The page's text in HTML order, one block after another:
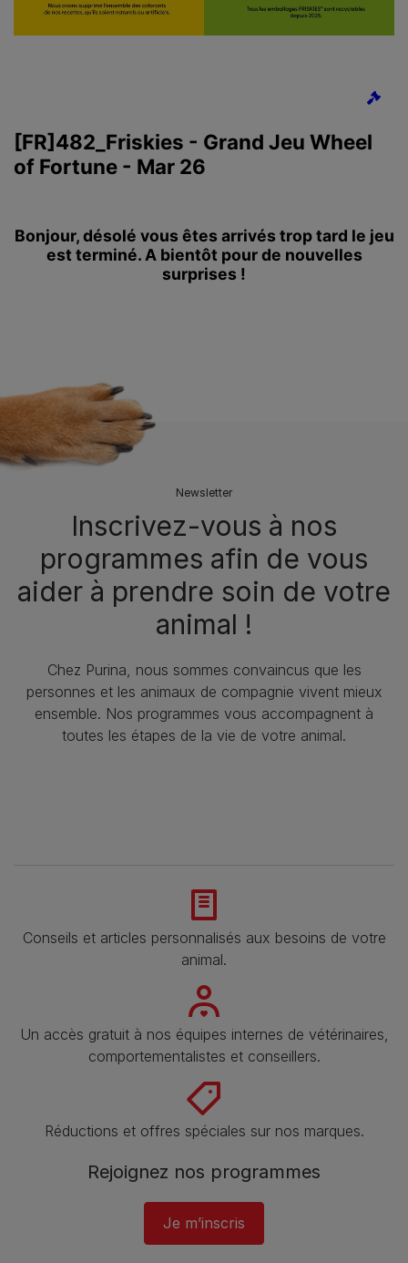
Newsletter
Inscrivez-vous à nos
programmes afin de vous
aider à prendre soin de votre
animal !
Chez Purina, nous sommes convaincus que les
personnes et les animaux de compagnie vivent mieux
ensemble. Nos programmes vous accompagnent à
toutes les étapes de la vie de votre animal.​
Conseils et articles personnalisés aux besoins de votre
animal​.
Un accès gratuit à nos équipes internes de vétérinaires,
comportementalistes et conseillers.
Réductions et offres spéciales sur nos marques​.
Rejoignez nos programmes
Je m’inscris